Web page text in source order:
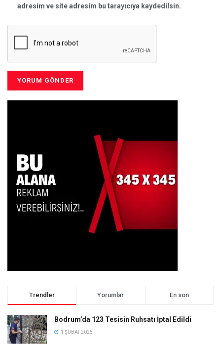
adresim ve site adresim bu tarayıcıya kaydedilsin.
Trendler Yorumlar En son
Bodrum’da 123 Tesisin Ruhsatı İptal Edildi
1 ŞUBAT 2025